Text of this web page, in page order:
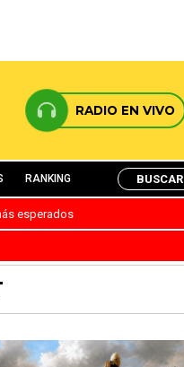
RADIO EN VIVO
RANKING BUSCAR
esperados